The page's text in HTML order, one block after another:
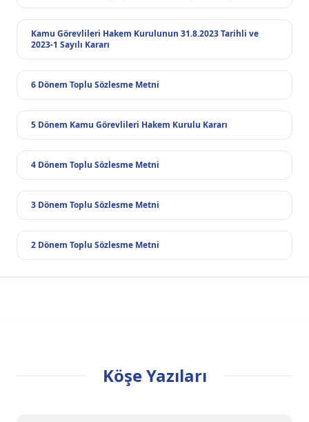
Kamu Görevlileri Hakem Kurulunun 31.8.2023 Tarihli ve
2023-1 Sayılı Kararı
6 Dönem Toplu Sözlesme Metni
5 Dönem Kamu Görevlileri Hakem Kurulu Kararı
4 Dönem Toplu Sözlesme Metni
3 Dönem Toplu Sözlesme Metni
2 Dönem Toplu Sözlesme Metni
Köşe Yazıları